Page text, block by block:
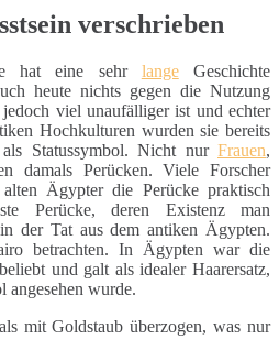
verschrieben
hat eine sehr langeGeschichte
heute nichts gegen die Nutzung
viel unaufälliger ist und echter
Hochkulturen wurden sie bereits
Statussymbol. Nicht nur Frauen,
damals Perücken. Viele Forscher
Ägypter die Perücke praktisch
Perücke, deren Existenz man
der Tat aus dem antiken Ägypten.
betrachten. In Ägypten war die
und galt als idealer Haarersatz,
angesehen wurde.
mit Goldstaub überzogen, was nur